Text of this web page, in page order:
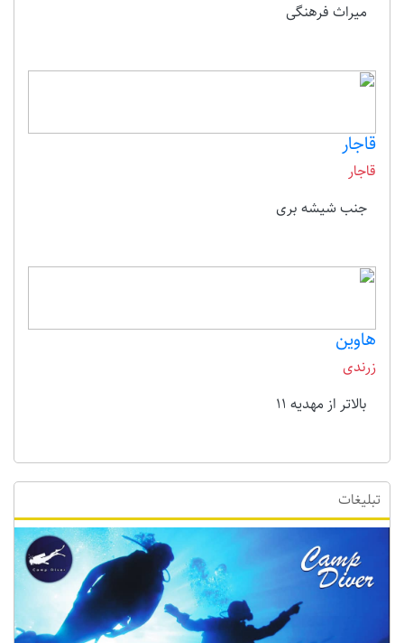
میراث فرهنگی
قاجار
قاجار
جنب شیشه بری
هاوین
زرندی
بالاتر از مهدیه ۱۱
تبلیغات